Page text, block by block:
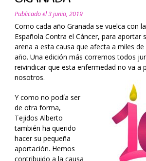
Publicado el3 junio, 2019
Como cada año Granada se vuelca con
Española Contra el Cáncer, para aportar
arena a esta causa que afecta a miles
año. Una edición más corremos todos
reivindicar que esta enfermedad no va a
nosotros.
Y como no podía ser
de otra forma,
Tejidos Alberto
también ha querido
hacer su pequeña
aportación. Hemos
contribuido a la causa